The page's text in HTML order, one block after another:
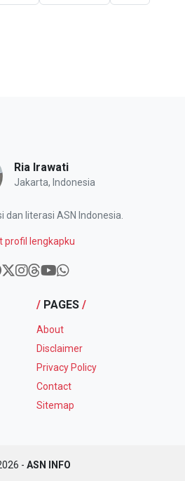
Ria Irawati
Jakarta, Indonesia
literasi ASN Indonesia.
profil lengkapku
/ PAGES /
About
Disclaimer
Privacy Policy
Contact
Sitemap
- ASN INFO